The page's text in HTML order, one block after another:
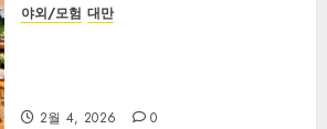
야외/모험 대만
2월 4, 2026 0